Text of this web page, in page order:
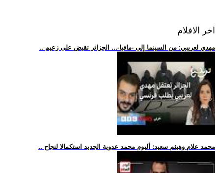
اخر الافلام
.. مهدي لعريبي: من السينما إلى -مافيا-... الجزائر تقبض على زعيم
.. محمد علام وهيثم سعيد: ألبوم محمد عدوية الجديد استكمالا لنجاح